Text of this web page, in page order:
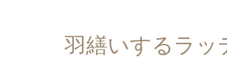
羽繕いするラッ